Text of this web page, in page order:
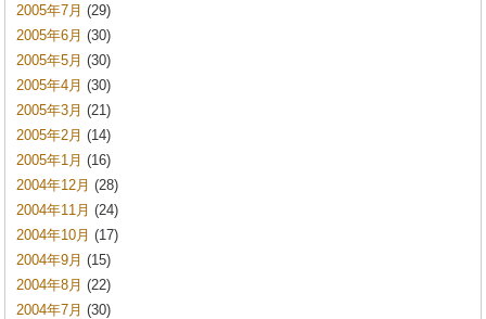
2005年7月 (29)
2005年6月 (30)
2005年5月 (30)
2005年4月 (30)
2005年3月 (21)
2005年2月 (14)
2005年1月 (16)
2004年12月 (28)
2004年11月 (24)
2004年10月 (17)
2004年9月 (15)
2004年8月 (22)
2004年7月 (30)